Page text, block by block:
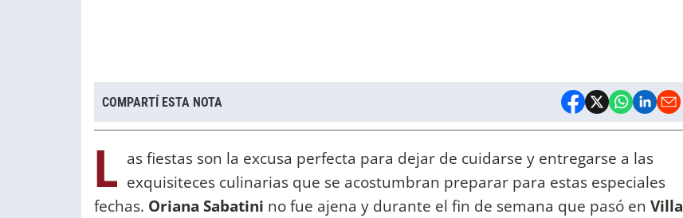
COMPARTÍ ESTA NOTA
L as fiestas son la excusa perfecta para dejar de cuidarse y entregarse a las
exquisiteces culinarias que se acostumbran preparar para estas especiales
fechas. Oriana Sabatini no fue ajena y durante el fin de semana que pasó en Villa